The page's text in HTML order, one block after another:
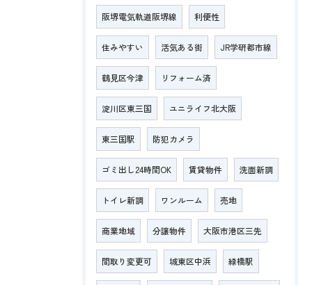
阪堺電気軌道阪堺線 利便性
住みやすい 活気ある街 JR学研都市線
鶴見区今津 リフォーム済
淀川区東三国 ユニライフ北大阪
東三国駅 防犯カメラ
ゴミ出し24時間OK 賃貸物件 洗面新調
トイレ新調 ワンルーム 売地
商業地域 分譲物件 大阪市港区三先
間取り変更可 城東区中浜 緑橋駅